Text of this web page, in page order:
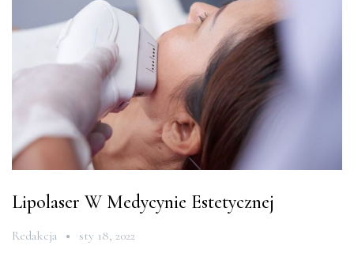
Lipolaser W Medycynie Estetycznej
Redakcja sty 18, 2022